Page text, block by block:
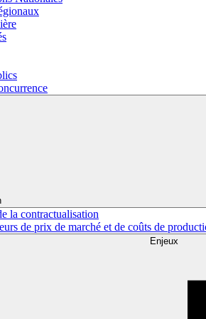
la contractualisation
de prix de marché et de coûts de
Enjeux